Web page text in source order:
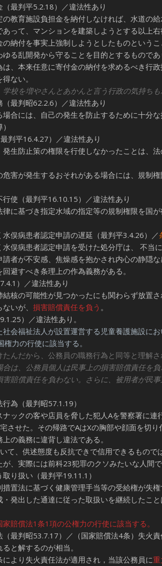
最判平5.2.18）／違法性あり
教育施設負担金を納付しなければ、水道の
って、マンションを建築しようとする以上
納付を事実上強制しようとしたものという
る乱開発から守ることを目的とするもので
、本来任意に寄付金の納付を求めるべき行
ない。
校を増やさんとあかんと言う行政の気持ちも
最判昭62.2.6）／違法性あり
合には、自己の発生を防止するために十分
判平16.4.27）／違法性あり
生防止策の権限を行使しなかったことは、
害が発生するおそれがある場合には、規制
使（最判平16.10.15）／違法性あり
に基づき指定水域の指定等の規制権限を国
俣病患者認定申請の遅延（最判平3.4.26）／
俣病患者認定申請を受けた処分庁は、 不当
者が不安感、焦燥感を抱かされ内心の静隠
避すべき条理上の作為義務がある。
）／違法性あり
核の可能性が見つかったにも関わらず放置
いが、 損害賠償責任を負う 。
）／違法性あり。
会福祉法人が設置運営する児童養護施設に
力の行使に該当する。
んだから、公務員の職務行為と同等と理解さ
は、公務員個人は民事上の損害賠償責任を
賠償責任を負わない。さらに、被用者が民
為（最判昭57.1.19）
ックの客や店員を脅した犯人Aを警察署に
させた。その帰路でAはXの胸部や顔面を切
の義務に違背し違法である。
て、供述態度も反抗できで信用できるもの
、実際には前科23犯罪のクソみたいな人間で
り扱い（最判平19.11.1）
置法に基づく健康管理手当等の受給権が失権
発出した通達に従った取扱いを継続したこ
賠償法1条1項の公権力の行使に該当する。
最判昭53.7.17）／（国家賠償法4条）失火責
と解するのが相当。
より失火責任法が適用され，当該公務員に